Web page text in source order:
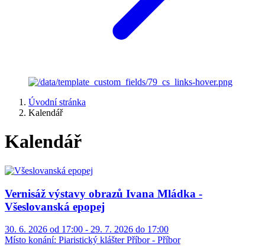
Úvodní stránka
Kalendář
Kalendář
Vernisáž výstavy obrazů Ivana Mládka -
Všeslovanská epopej
30. 6. 2026 od 17:00 - 29. 7. 2026 do 17:00
Místo konání: Piaristický klášter Příbor - Příbor